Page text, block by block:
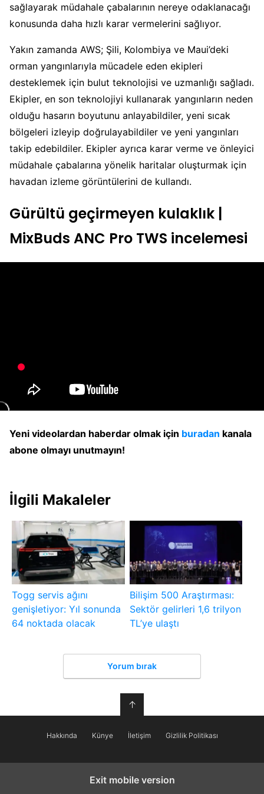
sağlayarak müdahale çabalarının nereye odaklanacağı
konusunda daha hızlı karar vermelerini sağlıyor.
Yakın zamanda AWS; Şili, Kolombiya ve Maui’deki
orman yangınlarıyla mücadele eden ekipleri
desteklemek için bulut teknolojisi ve uzmanlığı sağladı.
Ekipler, en son teknolojiyi kullanarak yangınların neden
olduğu hasarın boyutunu anlayabildiler, yeni sıcak
bölgeleri izleyip doğrulayabildiler ve yeni yangınları
takip edebildiler. Ekipler ayrıca karar verme ve önleyici
müdahale çabalarına yönelik haritalar oluşturmak için
havadan izleme görüntülerini de kullandı.
Gürültü geçirmeyen kulaklık |
MixBuds ANC Pro TWS incelemesi
Yeni videolardan haberdar olmak için buradan kanala
abone olmayı unutmayın!
İlgili Makaleler
Togg servis ağını
genişletiyor: Yıl sonunda
64 noktada olacak
Bilişim 500 Araştırması:
Sektör gelirleri 1,6 trilyon
TL’ye ulaştı
Yorum bırak
↑
Hakkında Künye İletişim Gizlilik Politikası
Exit mobile version